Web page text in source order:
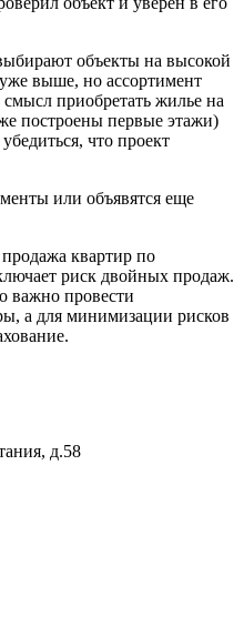
объекты на высокой
выше, но ассортимент
приобретать жилье на
построены первые этажи)
что проект
или объявятся еще
квартир по
риск двойных продаж.
важно провести
а для минимизации рисков
д.58